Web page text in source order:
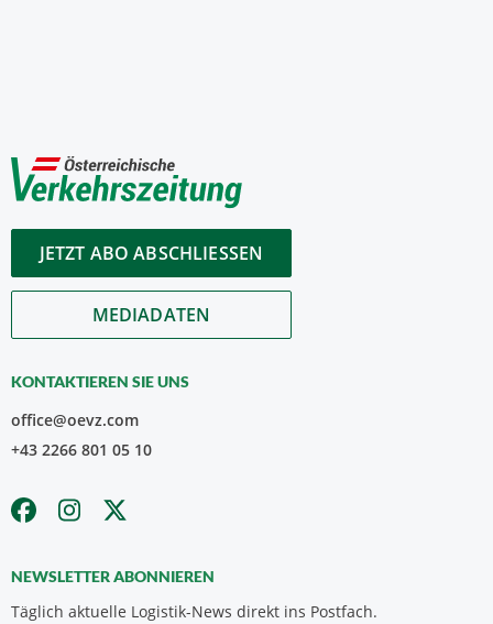
JETZT ABO ABSCHLIESSEN
MEDIADATEN
KONTAKTIEREN SIE UNS
office@oevz.com
+43 2266 801 05 10
NEWSLETTER ABONNIEREN
Täglich aktuelle Logistik-News direkt ins Postfach.